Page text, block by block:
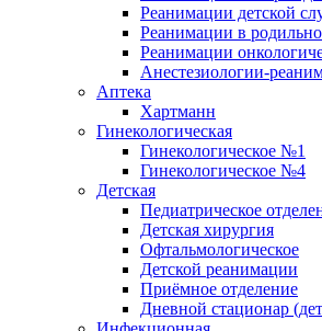
Реанимации детской
Реанимации в
Реанимации
Анестезиологии-
Аптека
Хартманн
Гинекологическая
Гинекологическое №1
Гинекологическое №4
Детская
Педиатрическое
Детская хирургия
Офтальмологическое
Детской реанимации
Приёмное отделение
Дневной стационар